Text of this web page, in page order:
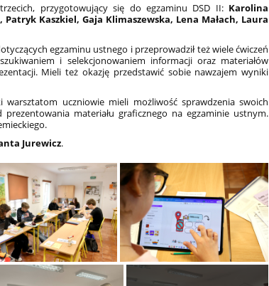
przygotowujący się do egzaminu DSD II: Karolina
Kaszkiel, Gaja Klimaszewska, Lena Małach, Laura
egzaminu ustnego i przeprowadził też wiele ćwiczeń
i selekcjonowaniem informacji oraz materiałów
Mieli też okazję przedstawić sobie nawzajem wyniki
warsztatom uczniowie mieli możliwość sprawdzenia swoich
materiału graficznego na egzaminie ustnym.
Jurewicz.